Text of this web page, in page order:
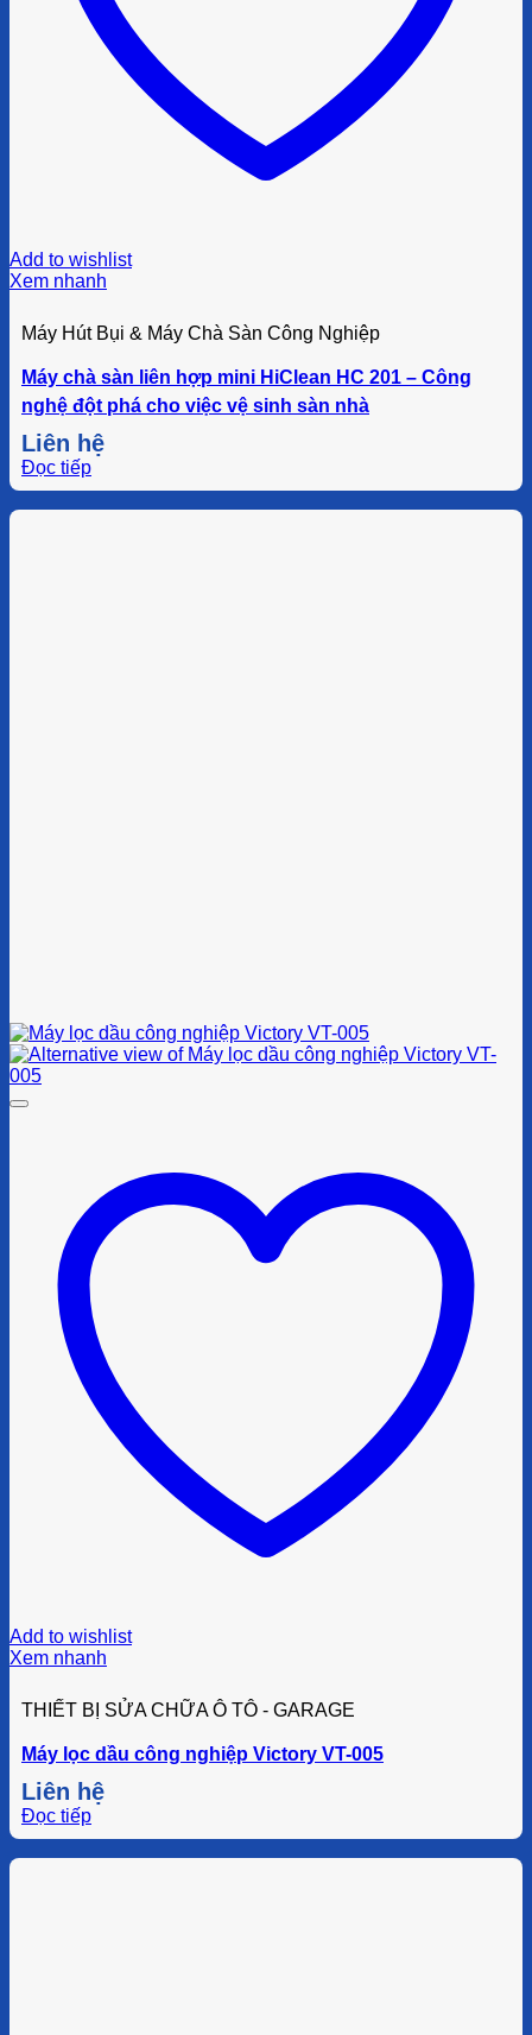
Add to wishlist
Xem nhanh
Máy Hút Bụi & Máy Chà Sàn Công Nghiệp
Máy chà sàn liên hợp mini HiClean HC 201 – Công
nghệ đột phá cho việc vệ sinh sàn nhà
Liên hệ
Đọc tiếp
Add to wishlist
Xem nhanh
THIẾT BỊ SỬA CHỮA Ô TÔ - GARAGE
Máy lọc dầu công nghiệp Victory VT-005
Liên hệ
Đọc tiếp